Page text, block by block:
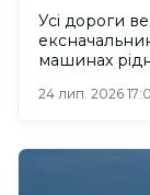
Усі дороги
машинах
24 лип. 2026